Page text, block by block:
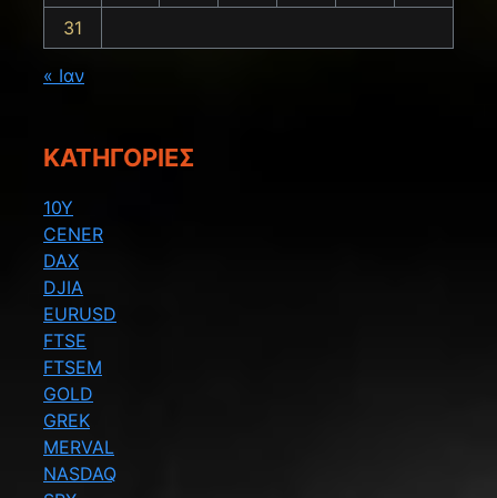
31
« Ιαν
KΑΤΗΓΟΡΊΕΣ
10Y
CENER
DAX
DJIA
EURUSD
FTSE
FTSEM
GOLD
GREK
MERVAL
NASDAQ